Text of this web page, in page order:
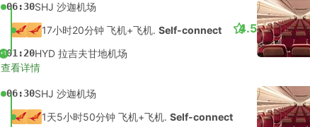
06:30SHJ 沙迦机场
17小时20分钟 飞机+飞机. Self-connect
+101:20HYD 拉吉夫甘地机场
4.5
查看详情
06:30SHJ 沙迦机场
1天5小时50分钟 飞机+飞机. Self-connect